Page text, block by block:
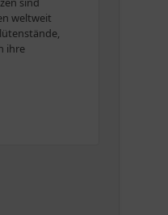
weltweit
ihre